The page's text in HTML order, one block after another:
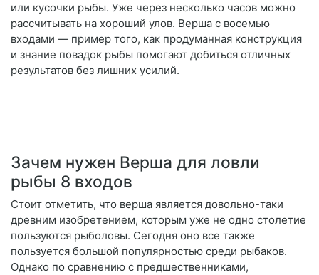
или кусочки рыбы. Уже через несколько часов можно
рассчитывать на хороший улов. Верша с восемью
входами — пример того, как продуманная конструкция
и знание повадок рыбы помогают добиться отличных
результатов без лишних усилий.
Зачем нужен Верша для ловли
рыбы 8 входов
Стоит отметить, что верша является довольно-таки
древним изобретением, которым уже не одно столетие
пользуются рыболовы. Сегодня оно все также
пользуется большой популярностью среди рыбаков.
Однако по сравнению с предшественниками,